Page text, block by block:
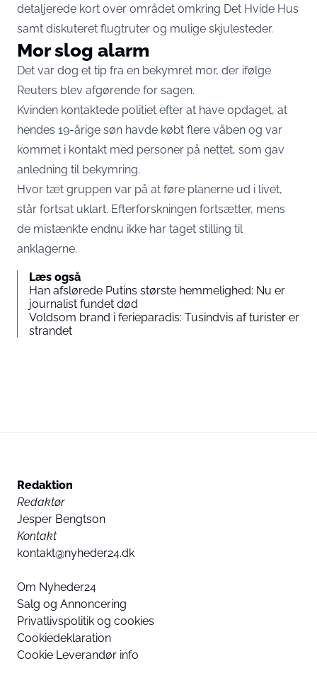
detaljerede kort over området omkring Det Hvide Hus
samt diskuteret flugtruter og mulige skjulesteder.
Mor slog alarm
Det var dog et tip fra en bekymret mor, der ifølge
Reuters blev afgørende for sagen.
Kvinden kontaktede politiet efter at have opdaget, at
hendes 19-årige søn havde købt flere våben og var
kommet i kontakt med personer på nettet, som gav
anledning til bekymring.
Hvor tæt gruppen var på at føre planerne ud i livet,
står fortsat uklart. Efterforskningen fortsætter, mens
de mistænkte endnu ikke har taget stilling til
anklagerne.
Læs også
Han afslørede Putins største hemmelighed: Nu er
journalist fundet død
Voldsom brand i ferieparadis: Tusindvis af turister er
strandet
Redaktion
Redaktør
Jesper Bengtson
Kontakt
kontakt@nyheder24.dk
Om Nyheder24
Salg og Annoncering
Privatlivspolitik og cookies
Cookiedeklaration
Cookie Leverandør info